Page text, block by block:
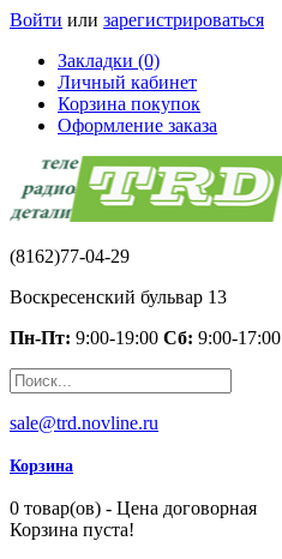
Войти или зарегистрироваться
Закладки (0)
Личный кабинет
Корзина покупок
Оформление заказа
(8162)77-04-29
Воскресенский бульвар 13
Пн-Пт: 9:00-19:00 Сб: 9:00-17:00
sale@trd.novline.ru
Корзина
0 товар(ов) - Цена договорная
Корзина пуста!